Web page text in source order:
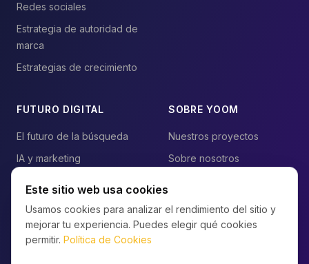
Redes sociales
Estrategia de autoridad de
marca
Estrategias de crecimiento
FUTURO DIGITAL
El futuro de la búsqueda
IA y marketing
SOBRE YOOM
Nuestros proyectos
Sobre nosotros
Mapa del sitio
Este sitio web usa cookies
Usamos cookies para analizar el rendimiento del sitio y
mejorar tu experiencia. Puedes elegir qué cookies
permitir. Política de Cookies